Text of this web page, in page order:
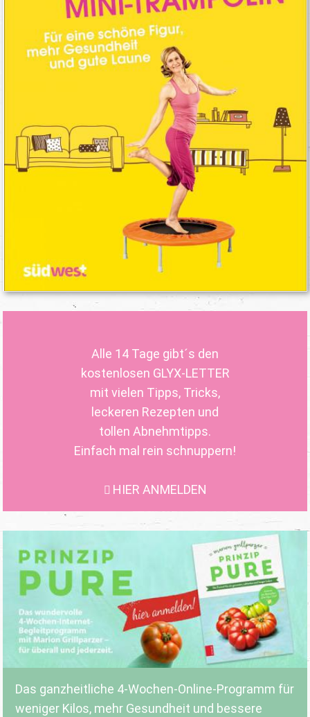
Alle 14 Tage gibt´s den
kostenlosen GLYX-LETTER
mit vielen Tipps, Tricks,
leckeren Rezepten und
tollen Abnehmtipps.
Einfach mal rein schnuppern!
HIER ANMELDEN
Das ganzheitliche 4-Wochen-Online-Programm für
weniger Kilos, mehr Gesundheit und bessere